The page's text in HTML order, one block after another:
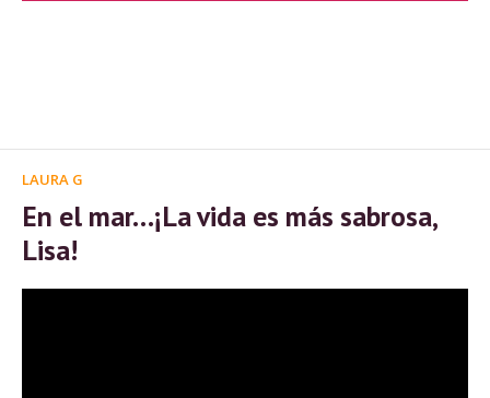
LAURA G
En el mar…¡La vida es más sabrosa,
Lisa!